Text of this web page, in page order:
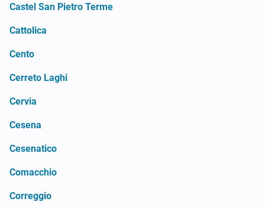
Castel San Pietro Terme
Cattolica
Cento
Cerreto Laghi
Cervia
Cesena
Cesenatico
Comacchio
Correggio